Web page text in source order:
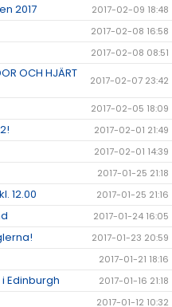
2017 2017-02-09 18:48
2017-02-08 16:58
2017-02-08 08:51
OCH HJÄRT
2017-02-07 23:42
2017-02-05 18:09
2017-02-01 21:49
2017-02-01 14:39
2017-01-25 21:18
12.00 2017-01-25 21:16
2017-01-24 16:05
2017-01-23 20:59
2017-01-21 18:16
Edinburgh 2017-01-16 21:18
2017-01-12 10:32